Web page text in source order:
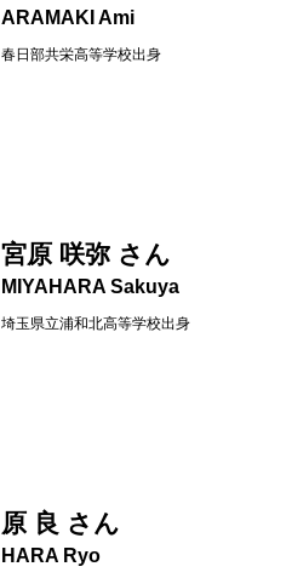
ARAMAKI Ami
春日部共栄高等学校出身
宮原 咲弥 さん
MIYAHARA Sakuya
埼玉県立浦和北高等学校出身
原 良 さん
HARA Ryo